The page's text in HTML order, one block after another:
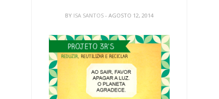
BY ISA SANTOS - AGOSTO 12, 2014